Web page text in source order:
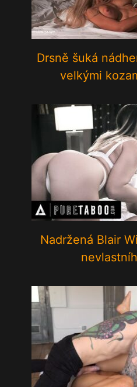
Drsně šuká
velkými
Nadržená Blair